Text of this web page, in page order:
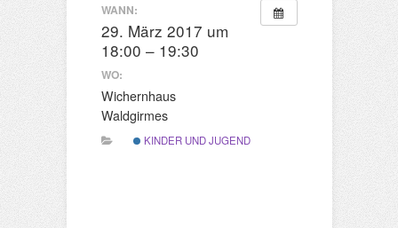
WANN:
29. März 2017 um
18:00 – 19:30
WO:
Wichernhaus
Waldgirmes
KINDER UND JUGEND